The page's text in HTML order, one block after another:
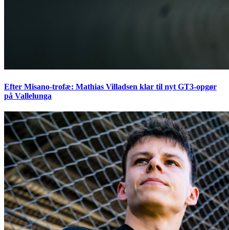
Efter Misano-trofæ: Mathias Villadsen klar til nyt GT3-opgør
på Vallelunga